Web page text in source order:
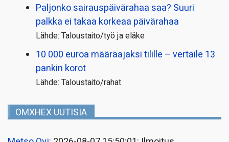
Paljonko sairauspäivä­rahaa saa? Suuri
palkka ei takaa korkeaa päivärahaa
Lähde: Taloustaito/työ ja eläke
10 000 euroa määräajaksi tilille – vertaile 13
pankin korot
Lähde: Taloustaito/rahat
OMXHEX UUTISIA